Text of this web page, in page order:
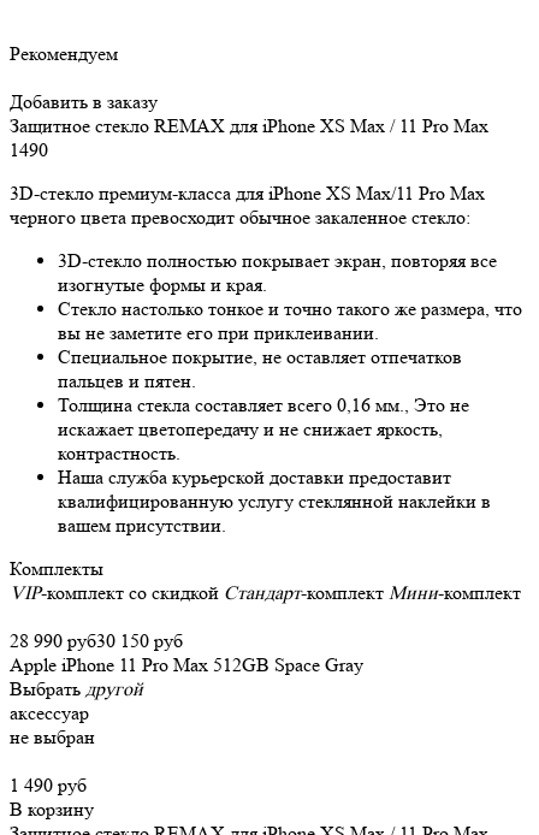
Рекомендуем
Добавить в заказу
Защитное стекло REMAX для iPhone XS Max / 11 Pro Max
1490
3D-стекло премиум-класса для iPhone XS Max/11 Pro Max
черного цвета превосходит обычное закаленное стекло:
3D-стекло полностью покрывает экран, повторяя все
изогнутые формы и края.
Стекло настолько тонкое и точно такого же размера, что
вы не заметите его при приклеивании.
Специальное покрытие, не оставляет отпечатков
пальцев и пятен.
Толщина стекла составляет всего 0,16 мм., Это не
искажает цветопередачу и не снижает яркость,
контрастность.
Наша служба курьерской доставки предоставит
квалифицированную услугу стеклянной наклейки в
вашем присутствии.
Комплекты
VIP-комплект со скидкой Стандарт-комплект Мини-комплект
28 990 руб30 150 руб
Apple iPhone 11 Pro Max 512GB Space Gray
Выбрать другой
аксессуар
не выбран
1 490 руб
В корзину